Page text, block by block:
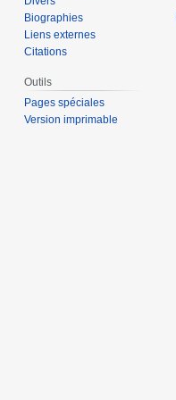
Biographies
Liens externes
Citations
Outils
Pages spéciales
Version imprimable